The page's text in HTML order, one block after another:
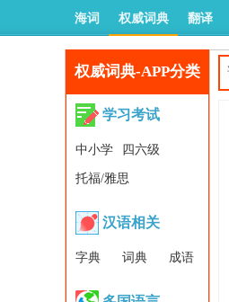
海词 权威词典 翻译
权威词典-APP分类
学习考试
中小学 四六级
托福/雅思
汉语相关
字典 词典 成语